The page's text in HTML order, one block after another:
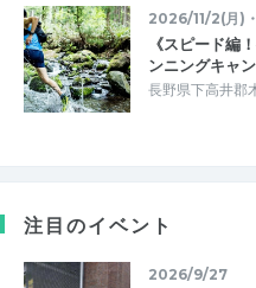
2026/11/2(月)
《スピード編
ンニングキャ
長野県下高井郡
注目のイベント
2026/9/27